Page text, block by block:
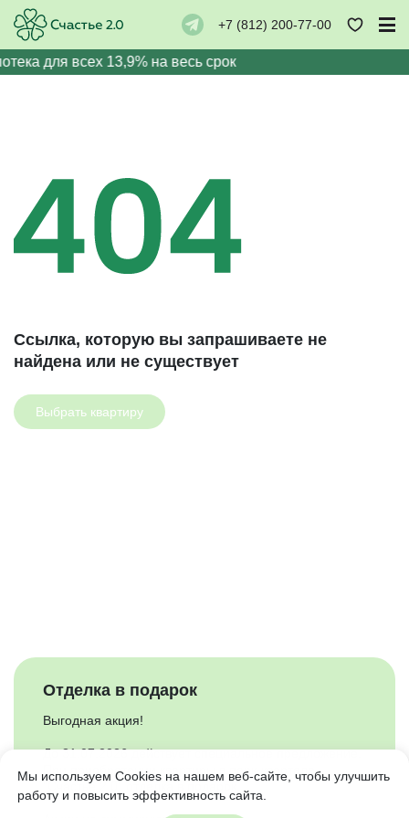
+7 (812) 200-77-00
для всех 13,9% на весь срок
Ссылка, которую вы запрашиваете не
найдена или не существует
Выбрать квартиру
Отделка в подарок
Выгодная акция!
До 31.07.2026 действует специальное предложение.
При приобретении квартиры в парк-квартале
"Счастье 2.0" отделка в подарок.
Мы используем Cookies на нашем веб-сайте, чтобы улучшить
работу и повысить эффективность сайта.